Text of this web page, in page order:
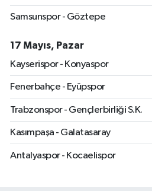
Samsunspor - Göztepe
17 Mayıs, Pazar
Kayserispor - Konyaspor
Fenerbahçe - Eyüpspor
Trabzonspor - Gençlerbirliği S.K.
Kasımpaşa - Galatasaray
Antalyaspor - Kocaelispor